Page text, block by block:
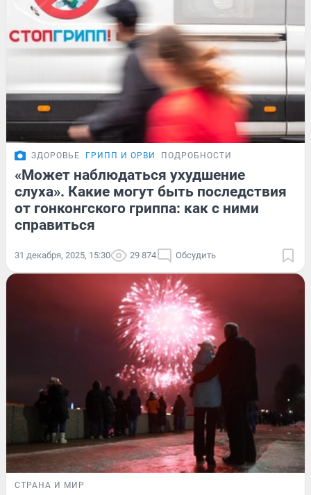
ЗДОРОВЬЕ ГРИПП И ОРВИ ПОДРОБНОСТИ
«Может наблюдаться ухудшение
слуха». Какие могут быть последствия
от гонконгского гриппа: как с ними
справиться
31 декабря, 2025, 15:30 29 874 Обсудить
СТРАНА И МИР